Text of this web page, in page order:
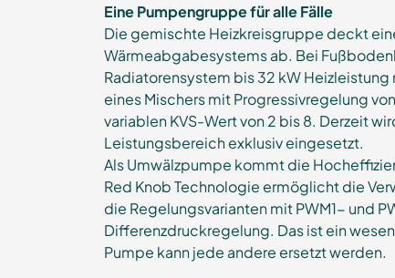
Eine Pumpengruppe für alle Fälle
Die gemischte Heizkreisgruppe deckt
Wärmeabgabesystems ab. Bei
Radiatorensystem bis 32 kW
eines Mischers mit Progressivregelung
variablen KVS-Wert von 2 bis 8. Derzeit
Leistungsbereich exklusiv eingesetzt.
Als Umwälzpumpe kommt die
Red Knob Technologie ermöglicht die
die Regelungsvarianten mit PWM1- und
Differenzdruckregelung. Das ist ein
Pumpe kann jede andere ersetzt werden.